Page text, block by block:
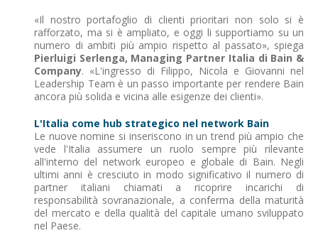
«Il nostro portafoglio di clienti prioritari non solo si è
rafforzato, ma si è ampliato, e oggi li supportiamo su un
numero di ambiti più ampio rispetto al passato», spiega
Pierluigi Serlenga, Managing Partner Italia di Bain &
Company. «L'ingresso di Filippo, Nicola e Giovanni nel
Leadership Team è un passo importante per rendere Bain
ancora più solida e vicina alle esigenze dei clienti».
L'Italia come hub strategico nel network Bain
Le nuove nomine si inseriscono in un trend più ampio che
vede l'Italia assumere un ruolo sempre più rilevante
all'interno del network europeo e globale di Bain. Negli
ultimi anni è cresciuto in modo significativo il numero di
partner italiani chiamati a ricoprire incarichi di
responsabilità sovranazionale, a conferma della maturità
del mercato e della qualità del capitale umano sviluppato
nel Paese.